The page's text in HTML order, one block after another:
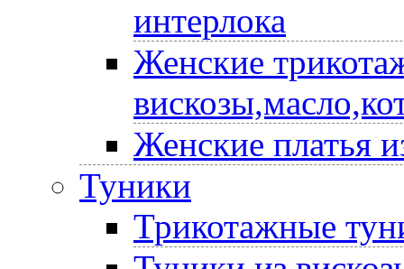
интерлока
Женские
Женские платья
Туники
Трикотажные